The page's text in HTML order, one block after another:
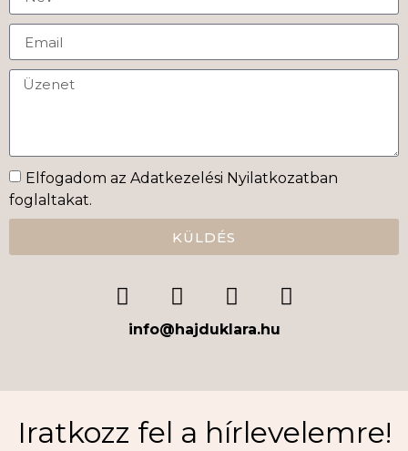
Elfogadom az Adatkezelési Nyilatkozatban
foglaltakat.
KÜLDÉS
info@hajduklara.hu
Iratkozz fel a hírlevelemre!